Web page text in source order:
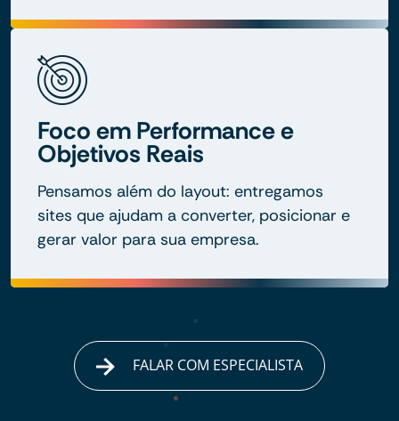
Foco em Performance e
Objetivos Reais
Pensamos além do layout: entregamos
sites que ajudam a converter, posicionar e
gerar valor para sua empresa.
FALAR COM ESPECIALISTA